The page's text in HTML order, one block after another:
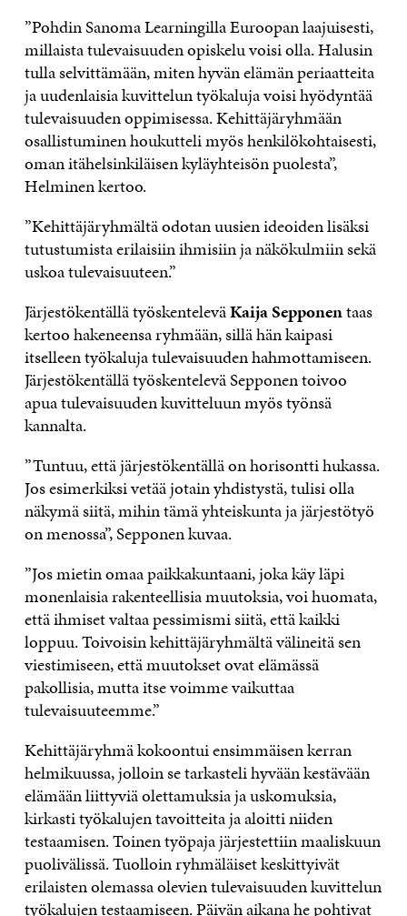
”Pohdin Sanoma Learningilla Euroopan laajuisesti,
millaista tulevaisuuden opiskelu voisi olla. Halusin
tulla selvittämään, miten hyvän elämän periaatteita
ja uudenlaisia kuvittelun työkaluja voisi hyödyntää
tulevaisuuden oppimisessa. Kehittäjäryhmään
osallistuminen houkutteli myös henkilökohtaisesti,
oman itähelsinkiläisen kyläyhteisön puolesta”,
Helminen kertoo.
”Kehittäjäryhmältä odotan uusien ideoiden lisäksi
tutustumista erilaisiin ihmisiin ja näkökulmiin sekä
uskoa tulevaisuuteen.”
Järjestökentällä työskenteleväKaija Sepponentaas
kertoo hakeneensa ryhmään, sillä hän kaipasi
itselleen työkaluja tulevaisuuden hahmottamiseen.
Järjestökentällä työskentelevä Sepponen toivoo
apua tulevaisuuden kuvitteluun myös työnsä
kannalta.
”Tuntuu, että järjestökentällä on horisontti hukassa.
Jos esimerkiksi vetää jotain yhdistystä, tulisi olla
näkymä siitä, mihin tämä yhteiskunta ja järjestötyö
on menossa”, Sepponen kuvaa.
”Jos mietin omaa paikkakuntaani, joka käy läpi
monenlaisia rakenteellisia muutoksia, voi huomata,
että ihmiset valtaa pessimismi siitä, että kaikki
loppuu. Toivoisin kehittäjäryhmältä välineitä sen
viestimiseen, että muutokset ovat elämässä
pakollisia, mutta itse voimme vaikuttaa
tulevaisuuteemme.”
Kehittäjäryhmä kokoontui ensimmäisen kerran
helmikuussa, jolloin se tarkasteli hyvään kestävään
elämään liittyviä olettamuksia ja uskomuksia,
kirkasti työkalujen tavoitteita ja aloitti niiden
testaamisen. Toinen työpaja järjestettiin maaliskuun
puolivälissä. Tuolloin ryhmäläiset keskittyivät
erilaisten olemassa olevien tulevaisuuden kuvittelun
työkalujen testaamiseen. Päivän aikana he pohtivat